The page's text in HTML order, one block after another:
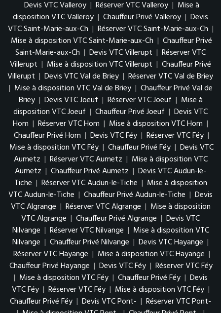
Devis VTC Valleroy | Réserver VTC Valleroy | Mise à
disposition VTC Valleroy | Chauffeur Privé Valleroy | Devis
VTC Saint-Marie-aux-Ch | Réserver VTC Saint-Marie-aux-Ch |
Mise à disposition VTC Saint-Marie-aux-Ch | Chauffeur Privé
Saint-Marie-aux-Ch | Devis VTC Villerupt | Réserver VTC
Villerupt | Mise à disposition VTC Villerupt | Chauffeur Privé
Villerupt | Devis VTC Val de Briey | Réserver VTC Val de Briey
| Mise à disposition VTC Val de Briey | Chauffeur Privé Val de
Briey | Devis VTC Joeuf | Réserver VTC Joeuf | Mise à
disposition VTC Joeuf | Chauffeur Privé Joeuf | Devis VTC
Hom | Réserver VTC Hom | Mise à disposition VTC Hom |
Chauffeur Privé Hom | Devis VTC Féy | Réserver VTC Féy |
Mise à disposition VTC Féy | Chauffeur Privé Féy | Devis VTC
Aumetz | Réserver VTC Aumetz | Mise à disposition VTC
Aumetz | Chauffeur Privé Aumetz | Devis VTC Audun-le-
Tiche | Réserver VTC Audun-le-Tiche | Mise à disposition
VTC Audun-le-Tiche | Chauffeur Privé Audun-le-Tiche | Devis
VTC Algrange | Réserver VTC Algrange | Mise à disposition
VTC Algrange | Chauffeur Privé Algrange | Devis VTC
Nilvange | Réserver VTC Nilvange | Mise à disposition VTC
Nilvange | Chauffeur Privé Nilvange | Devis VTC Hayange |
Réserver VTC Hayange | Mise à disposition VTC Hayange |
Chauffeur Privé Hayange | Devis VTC Féy | Réserver VTC Féy
| Mise à disposition VTC Féy | Chauffeur Privé Féy | Devis
VTC Féy | Réserver VTC Féy | Mise à disposition VTC Féy |
Chauffeur Privé Féy | Devis VTC Pont- | Réserver VTC Pont-